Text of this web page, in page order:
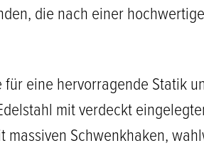
die nach einer
eine hervorragende Statik
mit verdeckt
Schwenkhaken,